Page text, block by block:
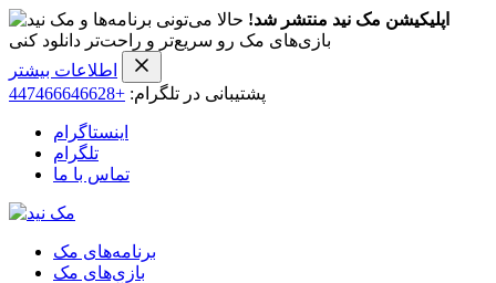
اپلیکیشن مک نید منتشر شد! حالا می‌تونی برنامه‌ها و
بازی‌های مک رو سریع‌تر و راحت‌تر دانلود کنی
اطلاعات بیشتر
پشتیبانی در تلگرام: +447466646628
اینستاگرام
تلگرام
تماس با ما
برنامه‌های مک
بازی‌های مک